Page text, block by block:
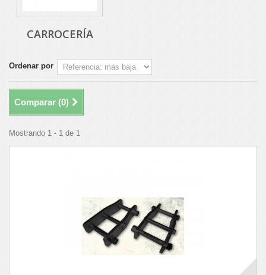
CARROCERÍA
Ordenar por
Comparar (0)
Mostrando 1 - 1 de 1